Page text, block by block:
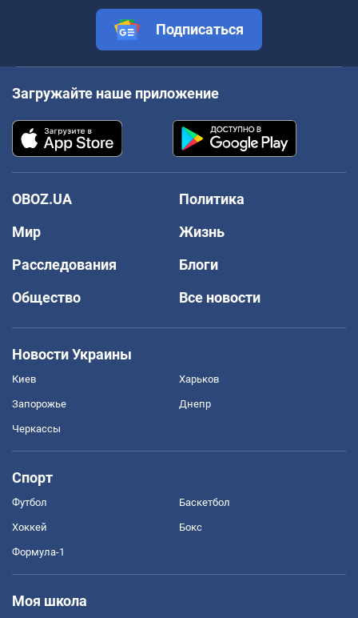
Подписаться
Загружайте наше приложение
OBOZ.UA
Политика
Мир
Жизнь
Расследования
Блоги
Общество
Все новости
Новости Украины
Киев Харьков
Запорожье Днепр
Черкассы
Спорт
Футбол Баскетбол
Хоккей Бокс
Формула-1
Моя школа